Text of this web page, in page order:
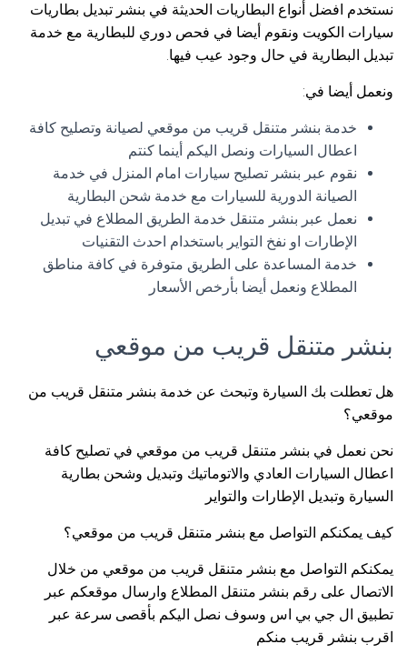
نستخدم افضل أنواع البطاريات الحديثة في بنشر تبديل بطاريات
سيارات الكويت ونقوم أيضا في فحص دوري للبطارية مع خدمة
تبديل البطارية في حال وجود عيب فيها.
ونعمل أيضا في:
خدمة بنشر متنقل قريب من موقعي لصيانة وتصليح كافة
اعطال السيارات ونصل اليكم أينما كنتم
نقوم عبر بنشر تصليح سيارات امام المنزل في خدمة
الصيانة الدورية للسيارات مع خدمة شحن البطارية
نعمل عبر بنشر متنقل خدمة الطريق المطلاع في تبديل
الإطارات او نفخ التواير باستخدام احدث التقنيات
خدمة المساعدة على الطريق متوفرة في كافة مناطق
المطلاع ونعمل أيضا بأرخص الأسعار
بنشر متنقل قريب من موقعي
هل تعطلت بك السيارة وتبحث عن خدمة بنشر متنقل قريب من
موقعي؟
نحن نعمل في بنشر متنقل قريب من موقعي في تصليح كافة
اعطال السيارات العادي والاتوماتيك وتبديل وشحن بطارية
السيارة وتبديل الإطارات والتواير
كيف يمكنكم التواصل مع بنشر متنقل قريب من موقعي؟
يمكنكم التواصل مع بنشر متنقل قريب من موقعي من خلال
الاتصال على رقم بنشر متنقل المطلاع وارسال موقعكم عبر
تطبيق ال جي بي اس وسوف نصل اليكم بأقصى سرعة عبر
اقرب بنشر قريب منكم